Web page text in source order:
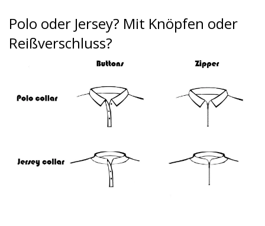
Polo oder Jersey? Mit Knöpfen oder
Reißverschluss?